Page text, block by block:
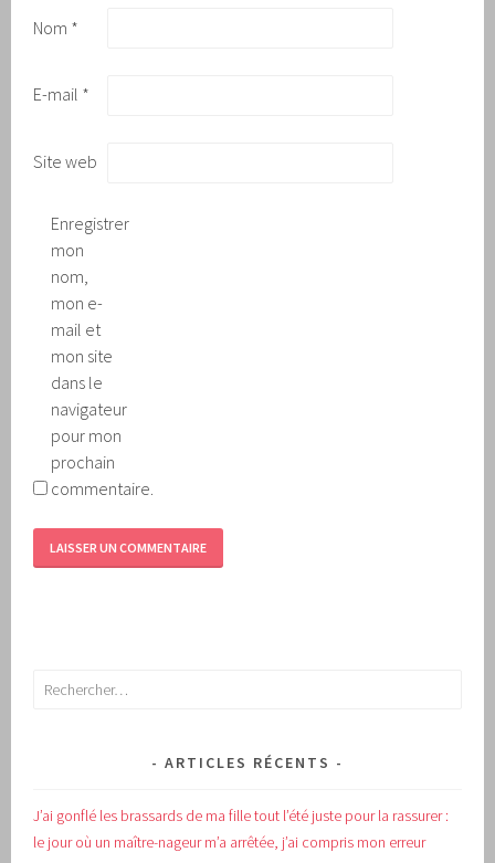
Nom *
E-mail *
Site web
Enregistrer
mon
nom,
mon e-
mail et
mon site
dans le
navigateur
pour mon
prochain
commentaire.
Rechercher :
ARTICLES RÉCENTS
J’ai gonflé les brassards de ma fille tout l’été juste pour la rassurer :
le jour où un maître-nageur m’a arrêtée, j’ai compris mon erreur